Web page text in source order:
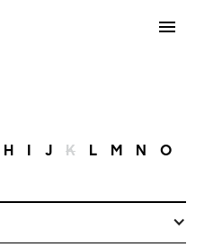
H I J K L M N O